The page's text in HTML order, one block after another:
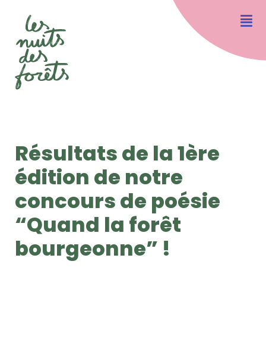
Résultats de la 1ère
édition de notre
concours de poésie
“Quand la forêt
bourgeonne” !